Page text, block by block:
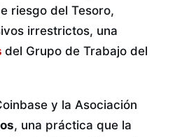
riesgo del Tesoro,
irrestrictos, una
del Grupo de Trabajo del
y la Asociación
, una práctica que la